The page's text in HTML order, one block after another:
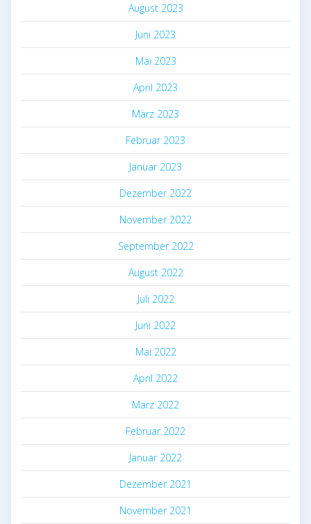
August 2023
Juni 2023
Mai 2023
April 2023
März 2023
Februar 2023
Januar 2023
Dezember 2022
November 2022
September 2022
August 2022
Juli 2022
Juni 2022
Mai 2022
April 2022
März 2022
Februar 2022
Januar 2022
Dezember 2021
November 2021